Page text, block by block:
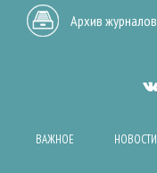
Архив журналов
ВАЖНОЕ НОВОСТИ